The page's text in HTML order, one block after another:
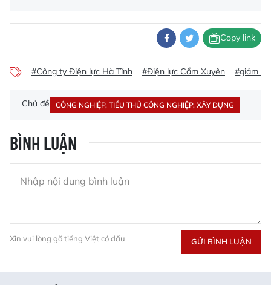
Copy link
#Công ty Điện lực Hà Tĩnh #Điện lực Cẩm Xuyên #giảm tỷ
Chủ đề CÔNG NGHIỆP, TIỂU THỦ CÔNG NGHIỆP, XÂY DỰNG
BÌNH LUẬN
Xin vui lòng gõ tiếng Việt có dấu GỬI BÌNH LUẬN